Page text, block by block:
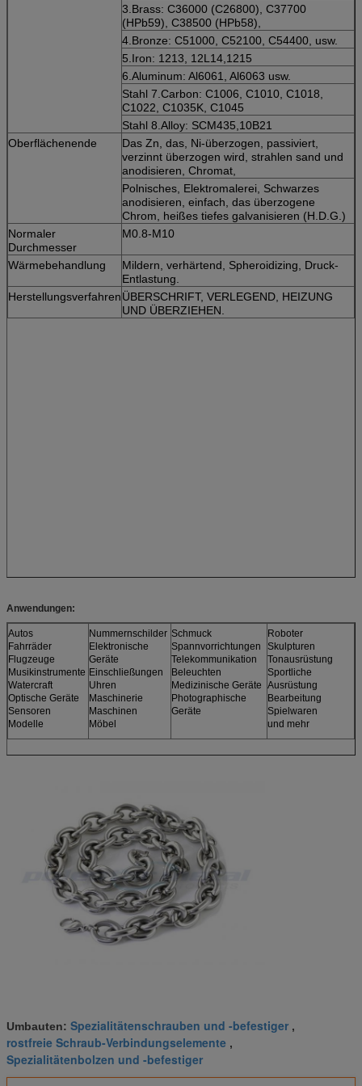
3.Brass: C36000 (C26800), C37700
(HPb59), C38500 (HPb58),
4.Bronze: C51000, C52100, C54400, usw.
5.Iron: 1213, 12L14,1215
6.Aluminum: Al6061, Al6063 usw.
Stahl 7.Carbon: C1006, C1010, C1018,
C1022, C1035K, C1045
Stahl 8.Alloy: SCM435,10B21
Oberflächenende
Das Zn, das, Ni-überzogen, passiviert,
verzinnt überzogen wird, strahlen sand und
anodisieren, Chromat,
Polnisches, Elektromalerei, Schwarzes
anodisieren, einfach, das überzogene
Chrom, heißes tiefes galvanisieren (H.D.G.)
Normaler
Durchmesser
M0.8-M10
Wärmebehandlung
Mildern, verhärtend, Spheroidizing, Druck-
Entlastung.
HerstellungsverfahrenÜBERSCHRIFT, VERLEGEND, HEIZUNG
UND ÜBERZIEHEN.
Anwendungen:
Autos
Fahrräder
Flugzeuge
Musikinstrumente
Watercraft
Optische Geräte
Sensoren
Modelle
Nummernschilder
Elektronische
Geräte
Einschließungen
Uhren
Maschinerie
Maschinen
Möbel
Schmuck
Spannvorrichtungen
Telekommunikation
Beleuchten
Medizinische Geräte
Photographische
Geräte
Roboter
Skulpturen
Tonausrüstung
Sportliche
Ausrüstung
Bearbeitung
Spielwaren
und mehr
Umbauten: Spezialitätenschrauben und -befestiger ,
rostfreie Schraub-Verbindungselemente ,
Spezialitätenbolzen und -befestiger